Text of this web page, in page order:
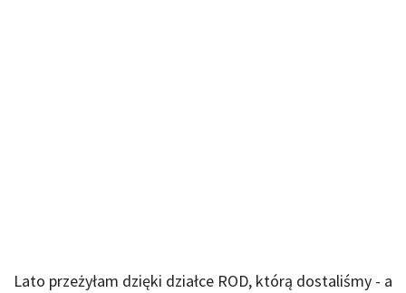
Lato przeżyłam dzięki działce ROD, którą dostaliśmy - a